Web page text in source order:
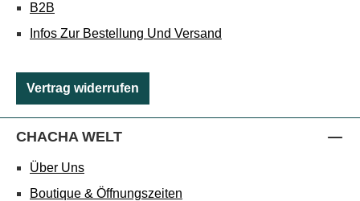
B2B
Infos Zur Bestellung Und Versand
Vertrag widerrufen
CHACHA WELT
Über Uns
Boutique & Öffnungszeiten